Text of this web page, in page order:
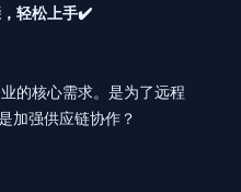
，轻松上手✔️
的核心需求。是为了远程
加强供应链协作？